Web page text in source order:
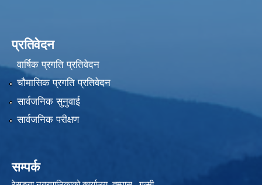
प्रतिवेदन
वार्षिक प्रगति प्रतिवेदन
चौमासिक प्रगति प्रतिवेदन
सार्वजनिक सुनुवाई
सार्वजनिक परीक्षण
सम्पर्क